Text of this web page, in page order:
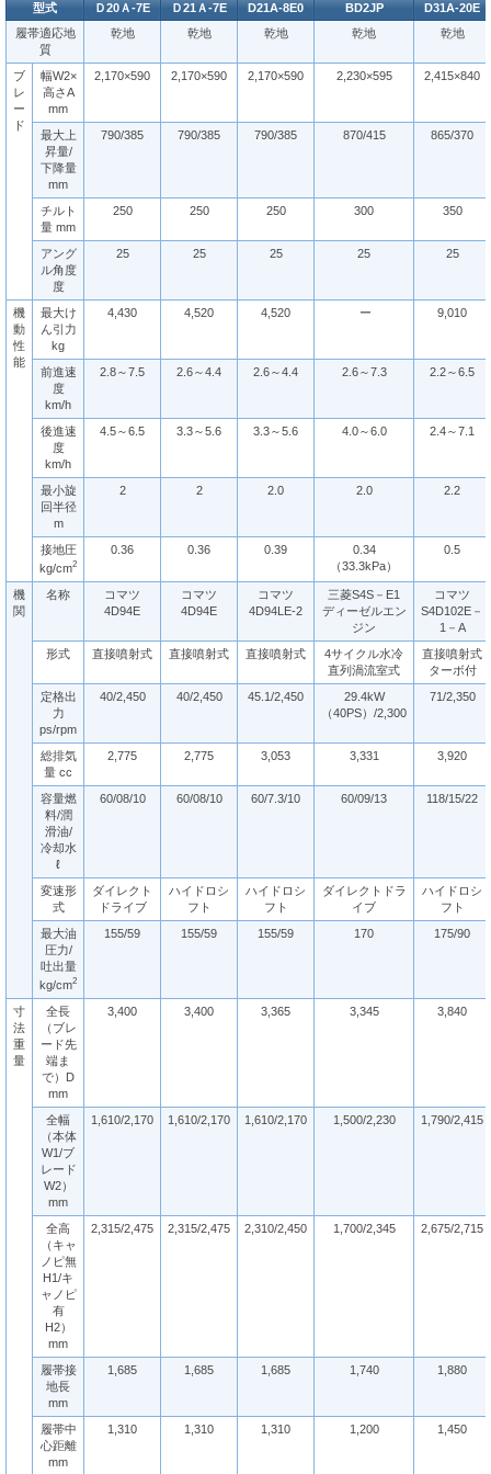
型式
Ｄ20Ａ-7E Ｄ21Ａ-7E D21A-8E0 BD2JP
D31A-20E
履帯適応地
質
乾地 乾地 乾地 乾地 乾地
ブ
レ
ー
ド
幅W2×
高さA
mm
2,170×590 2,170×590 2,170×590 2,230×595 2,415×840
最大上
昇量/
下降量
mm
790/385 790/385 790/385 870/415 865/370
チルト
量 mm
250 250 250 300 350
アング
ル角度
度
25 25 25 25 25
機
動
性
能
最大け
ん引力
kg
4,430 4,520 4,520 ー 9,010
前進速
度
km/h
2.8～7.5 2.6～4.4 2.6～4.4 2.6～7.3 2.2～6.5
後進速
度
km/h
4.5～6.5 3.3～5.6 3.3～5.6 4.0～6.0 2.4～7.1
最小旋
回半径
m
2 2 2.0 2.0 2.2
接地圧
kg/cm2
0.36 0.36 0.39
0.34
（33.3kPa）
0.5
機
関
名称
コマツ
4D94E
コマツ
4D94E
コマツ
4D94LE-2
三菱S4S－E1
ディーゼルエン
ジン
コマツ
S4D102E－
1－A
形式
直接噴射式 直接噴射式 直接噴射式
4サイクル水冷
直列渦流室式
直接噴射式
ターボ付
定格出
力
ps/rpm
40/2,450 40/2,450 45.1/2,450
29.4kW
（40PS）/2,300
71/2,350
総排気
量 cc
2,775 2,775 3,053 3,331 3,920
容量燃
料/潤
滑油/
冷却水
ℓ
60/08/10 60/08/10 60/7.3/10 60/09/13 118/15/22
変速形
式
ダイレクト
ドライブ
ハイドロシ
フト
ハイドロシ
フト
ダイレクトドラ
イブ
ハイドロシ
フト
最大油
圧力/
吐出量
kg/cm2
155/59 155/59 155/59 170 175/90
寸
法
重
量
全長
（ブレ
ード先
端ま
で）D
mm
3,400 3,400 3,365 3,345 3,840
全幅
（本体
W1/ブ
レード
W2）
mm
1,610/2,170 1,610/2,170 1,610/2,170 1,500/2,230 1,790/2,415
全高
（キャ
ノピ無
H1/キ
ャノピ
有
H2）
mm
2,315/2,475 2,315/2,475 2,310/2,450 1,700/2,345 2,675/2,715
履帯接
地長
mm
1,685 1,685 1,685 1,740 1,880
履帯中
心距離
mm
1,310 1,310 1,310 1,200 1,450